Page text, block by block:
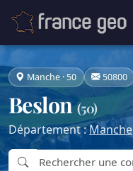
Manche · 50 50800
Beslon(50)
Département :Manche